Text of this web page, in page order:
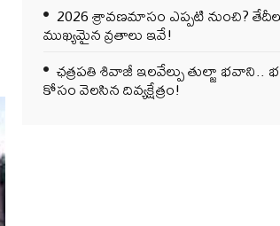
2026 శ్రావణమాసం ఎప్పటి నుంచి?
ముఖ్యమైన వ్రతాలు ఇవే!
ఛత్రపతి శివాజీ ఇలవేల్పు తుల్జా భవాని..
కోసం వెలసిన దివ్యక్షేత్రం!